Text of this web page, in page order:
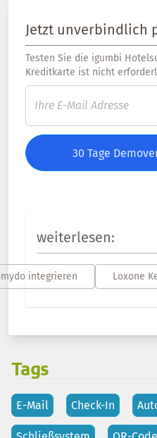
Jetzt unverbindlich
Testen Sie die igumbi
Kreditkarte ist nicht
30 Tage
weiterlesen:
integrieren Loxone
Tags
E-Mail Check-In